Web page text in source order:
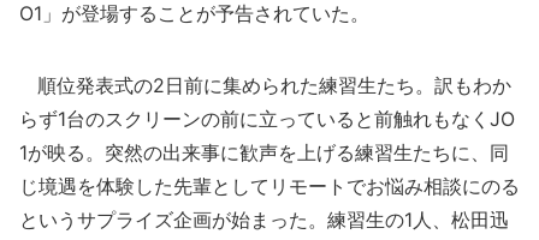
O1」が登場することが予告されていた。
順位発表式の2日前に集められた練習生たち。訳もわか
らず1台のスクリーンの前に立っていると前触れもなくJO
1が映る。突然の出来事に歓声を上げる練習生たちに、同
じ境遇を体験した先輩としてリモートでお悩み相談にのる
というサプライズ企画が始まった。練習生の1人、松田迅